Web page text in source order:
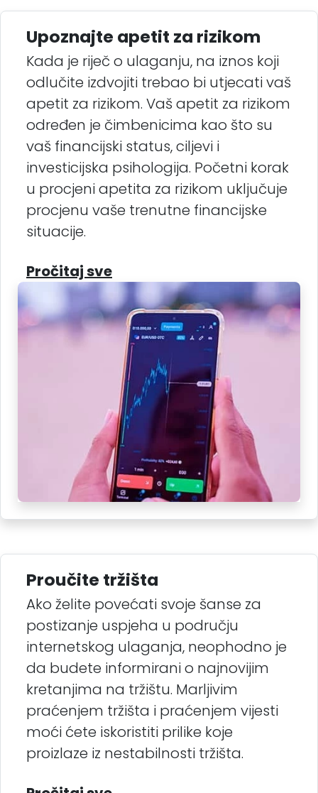
Upoznajte apetit za rizikom
Kada je riječ o ulaganju, na iznos koji
odlučite izdvojiti trebao bi utjecati vaš
apetit za rizikom. Vaš apetit za rizikom
određen je čimbenicima kao što su
vaš financijski status, ciljevi i
investicijska psihologija. Početni korak
u procjeni apetita za rizikom uključuje
procjenu vaše trenutne financijske
situacije.
Pročitaj sve
Proučite tržišta
Ako želite povećati svoje šanse za
postizanje uspjeha u području
internetskog ulaganja, neophodno je
da budete informirani o najnovijim
kretanjima na tržištu. Marljivim
praćenjem tržišta i praćenjem vijesti
moći ćete iskoristiti prilike koje
proizlaze iz nestabilnosti tržišta.